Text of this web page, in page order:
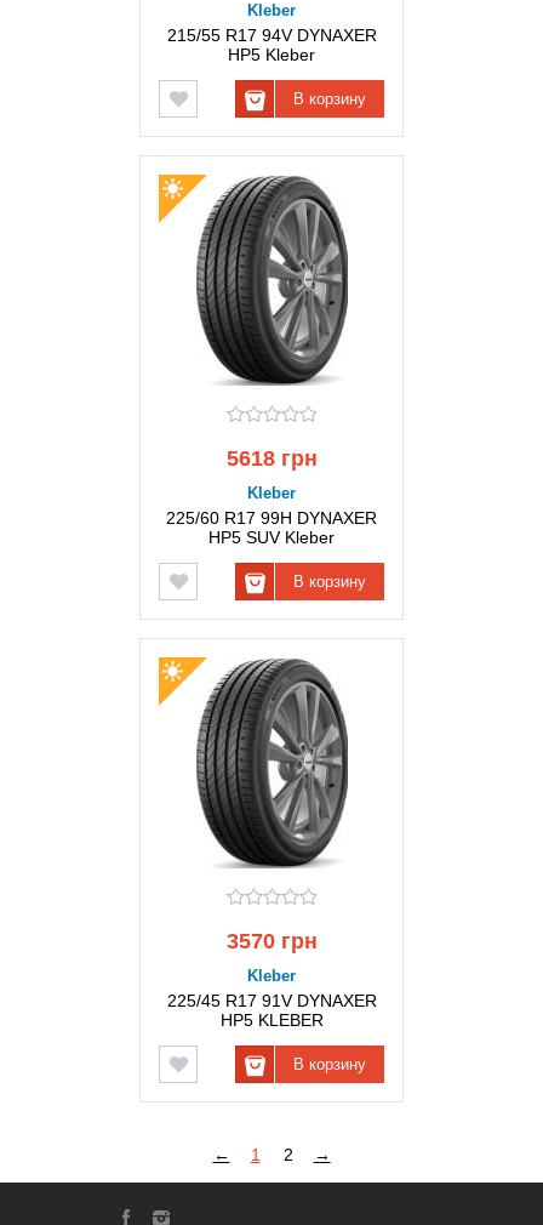
Kleber
215/55 R17 94V DYNAXER
HP5 Kleber
В корзину
5618 грн
Kleber
225/60 R17 99H DYNAXER
HP5 SUV Kleber
В корзину
3570 грн
Kleber
225/45 R17 91V DYNAXER
HP5 KLEBER
В корзину
← 1 2 →